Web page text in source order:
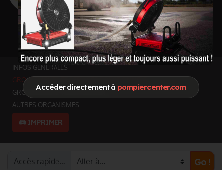
Accéder directement à pompiercenter.com
(08)
DépartementARDENNES
5 224 km² - 273 579 habitants
Informations mises à jour le 11 juil. 2026
INFOS GÉNÉRALES
GROUPEMENTS ET SERVICES FONCTIONNELS
GROUPEMENTS TERRITORIAUX
AUTRES ORGANISMES
🖨️ IMPRIMER
Accès rapide… Go !